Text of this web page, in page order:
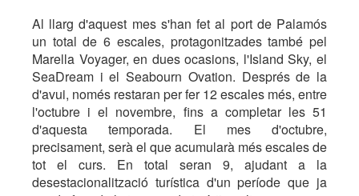
Al llarg d'aquest mes s'han fet al port de Palamós
un total de 6 escales, protagonitzades també pel
Marella Voyager, en dues ocasions, l'Island Sky, el
SeaDream i el Seabourn Ovation. Després de la
d'avui, només restaran per fer 12 escales més, entre
l'octubre i el novembre, fins a completar les 51
d'aquesta temporada. El mes d'octubre,
precisament, serà el que acumularà més escales de
tot el curs. En total seran 9, ajudant a la
desestacionalització turística d'un període que ja